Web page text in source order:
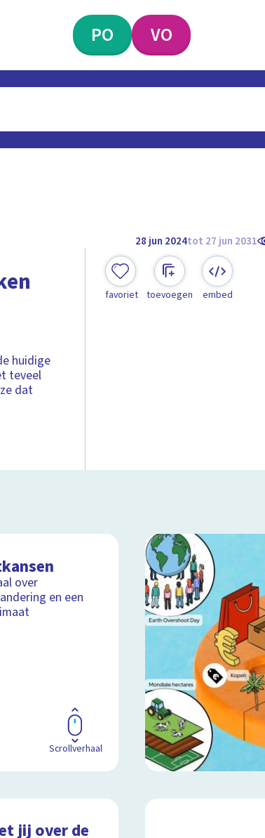
PO VO
28 jun 2024tot 27 jun 2031
huidige
teveel
dat
favoriet toevoegen embed
over
en een
Scrollverhaal
jij over de